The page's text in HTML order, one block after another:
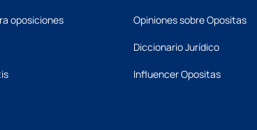
oposiciones Opiniones sobre Opositas
Diccionario Jurídico
Influencer Opositas